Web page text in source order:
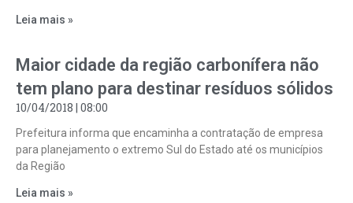
Leia mais »
Maior cidade da região carbonífera não
tem plano para destinar resíduos sólidos
10/04/2018 08:00
Prefeitura informa que encaminha a contratação de empresa
para planejamento o extremo Sul do Estado até os municípios
da Região
Leia mais »